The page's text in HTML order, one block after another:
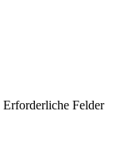
Erforderliche Felder